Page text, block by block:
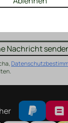
Nachricht